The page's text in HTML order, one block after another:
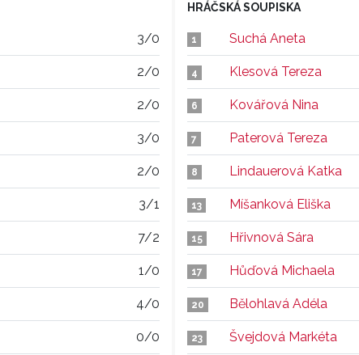
3/0
2/0
2/0
3/0
2/0
3/1
7/2
1/0
4/0
0/0
HRÁČSKÁ SOUPISKA
1 Suchá Aneta
4 Klesová Tereza
6 Kovářová Nina
7 Paterová Tereza
8 Lindauerová Katka
13 Míšanková Eliška
15 Hřivnová Sára
17 Hůďová Michaela
20 Bělohlavá Adéla
23 Švejdová Markéta